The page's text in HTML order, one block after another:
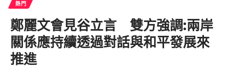
熱門
鄭麗文會見谷立言 雙方強調:兩岸
關係應持續透過對話與和平發展來
推進